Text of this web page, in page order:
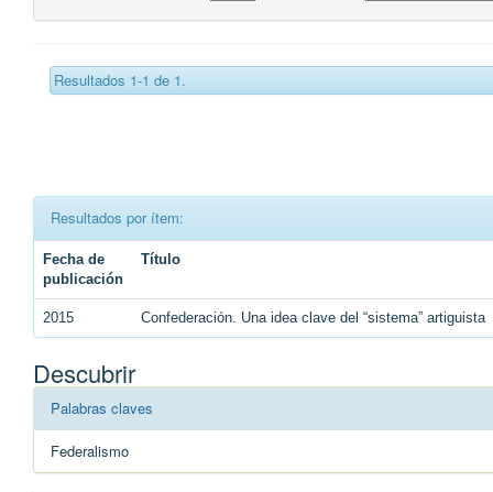
Resultados 1-1 de 1.
Resultados por ítem:
Fecha de
publicación
Título
2015 Confederación. Una idea clave del “sistema” artiguista
Descubrir
Palabras claves
Federalismo